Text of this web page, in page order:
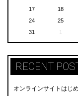
17
18
24
25
31
1
RECENT
オンラインサイトはじ